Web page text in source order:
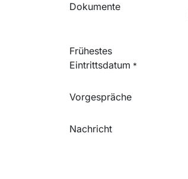
Dokumente
Frühestes
Eintrittsdatum *
Vorgespräche
Nachricht